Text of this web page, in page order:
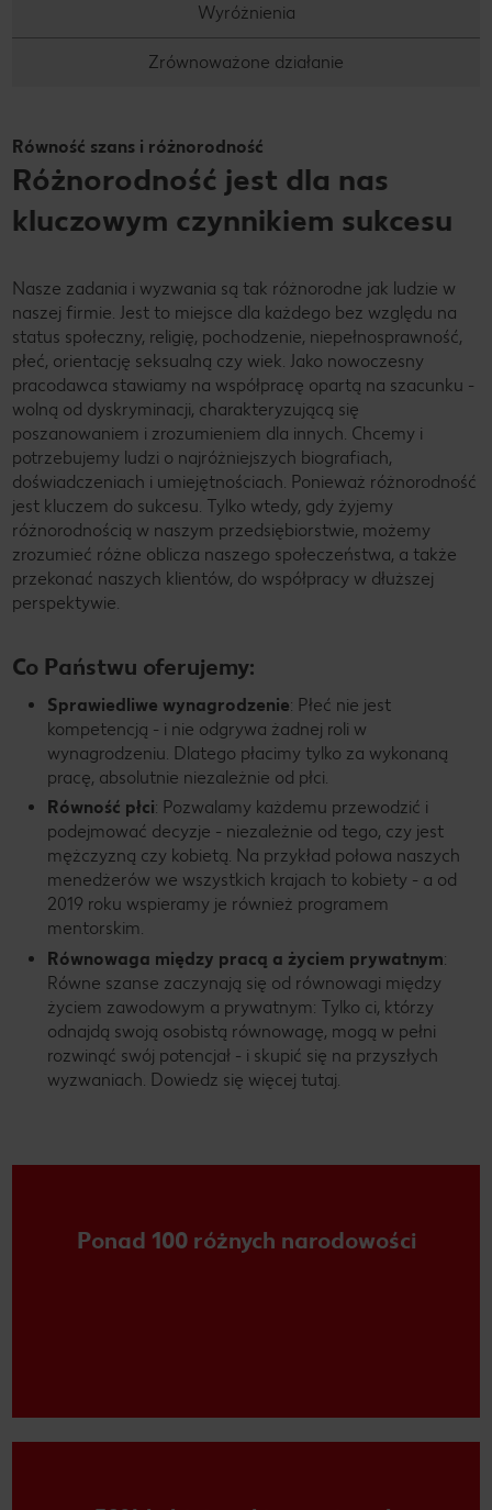
Wyróżnienia
Zrównoważone działanie
Równość szans i różnorodność
Różnorodność jest dla nas
kluczowym czynnikiem sukcesu
Nasze zadania i wyzwania są tak różnorodne jak ludzie w
naszej firmie. Jest to miejsce dla każdego bez względu na
status społeczny, religię, pochodzenie, niepełnosprawność,
płeć, orientację seksualną czy wiek. Jako nowoczesny
pracodawca stawiamy na współpracę opartą na szacunku -
wolną od dyskryminacji, charakteryzującą się
poszanowaniem i zrozumieniem dla innych. Chcemy i
potrzebujemy ludzi o najróżniejszych biografiach,
doświadczeniach i umiejętnościach. Ponieważ różnorodność
jest kluczem do sukcesu. Tylko wtedy, gdy żyjemy
różnorodnością w naszym przedsiębiorstwie, możemy
zrozumieć różne oblicza naszego społeczeństwa, a także
przekonać naszych klientów, do współpracy w dłuższej
perspektywie.
Co Państwu oferujemy:
Sprawiedliwe wynagrodzenie: Płeć nie jest
kompetencją - i nie odgrywa żadnej roli w
wynagrodzeniu. Dlatego płacimy tylko za wykonaną
pracę, absolutnie niezależnie od płci.
Równość płci: Pozwalamy każdemu przewodzić i
podejmować decyzje - niezależnie od tego, czy jest
mężczyzną czy kobietą. Na przykład połowa naszych
menedżerów we wszystkich krajach to kobiety - a od
2019 roku wspieramy je również programem
mentorskim.
Równowaga między pracą a życiem prywatnym:
Równe szanse zaczynają się od równowagi między
życiem zawodowym a prywatnym: Tylko ci, którzy
odnajdą swoją osobistą równowagę, mogą w pełni
rozwinąć swój potencjał - i skupić się na przyszłych
wyzwaniach. Dowiedz się więcej tutaj.
Ponad 100 różnych narodowości